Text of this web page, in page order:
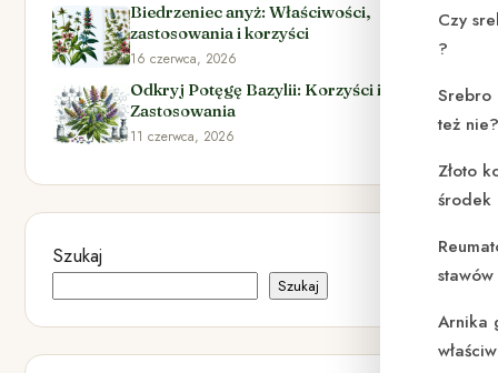
Czy
?
też
Złoto
środek
Arnika
Biedrzeniec anyż: Właściwości,
zastosowania i korzyści
16 czerwca, 2026
Odkryj Potęgę Bazylii: Korzyści i
Zastosowania
11 czerwca, 2026
Szukaj
Szukaj